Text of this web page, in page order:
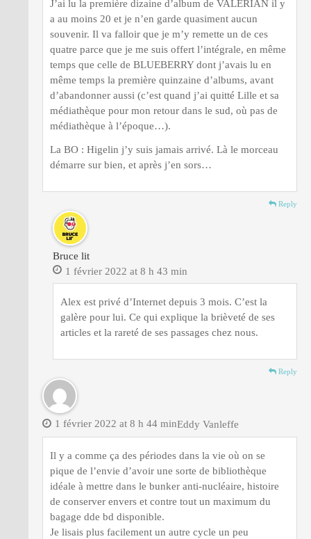
J’ai lu la première dizaine d’album de VALERIAN il y
a au moins 20 et je n’en garde quasiment aucun
souvenir. Il va falloir que je m’y remette un de ces
quatre parce que je me suis offert l’intégrale, en même
temps que celle de BLUEBERRY dont j’avais lu en
même temps la première quinzaine d’albums, avant
d’abandonner aussi (c’est quand j’ai quitté Lille et sa
médiathèque pour mon retour dans le sud, où pas de
médiathèque à l’époque…).
La BO : Higelin j’y suis jamais arrivé. Là le morceau
démarre sur bien, et après j’en sors…
Reply
Bruce lit
1 février 2022 at 8 h 43 min
Alex est privé d’Internet depuis 3 mois. C’est la
galère pour lui. Ce qui explique la brièveté de ses
articles et la rareté de ses passages chez nous.
Reply
Eddy Vanleffe
1 février 2022 at 8 h 44 min
Il y a comme ça des périodes dans la vie où on se
pique de l’envie d’avoir une sorte de bibliothèque
idéale à mettre dans le bunker anti-nucléaire, histoire
de conserver envers et contre tout un maximum du
bagage dde bd disponible.
Je lisais plus facilement un autre cycle un peu